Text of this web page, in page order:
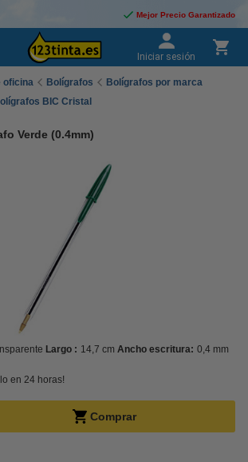
Mejor Precio Garantizado
Iniciar sesión
oficina Bolígrafos
Bolígrafos por marca
BIC Cristal
Verde (0.4mm)
Largo : 14,7 cm Ancho escritura: 0,4 mm
en 24 horas!
Comprar